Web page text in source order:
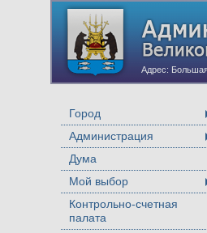
Адрес:
Город
Администрация
Дума
Мой выбор
Контрольно-счетная
палата